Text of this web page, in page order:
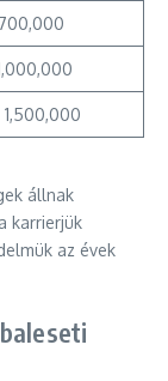
állnak
karrierjük
az évek